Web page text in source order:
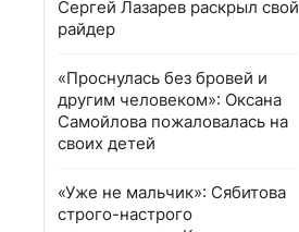
Сергей Лазарев раскрыл свой
райдер
«Проснулась без бровей и
другим человеком»: Оксана
Самойлова пожаловалась на
своих детей
«Уже не мальчик»: Сябитова
строго-настрого